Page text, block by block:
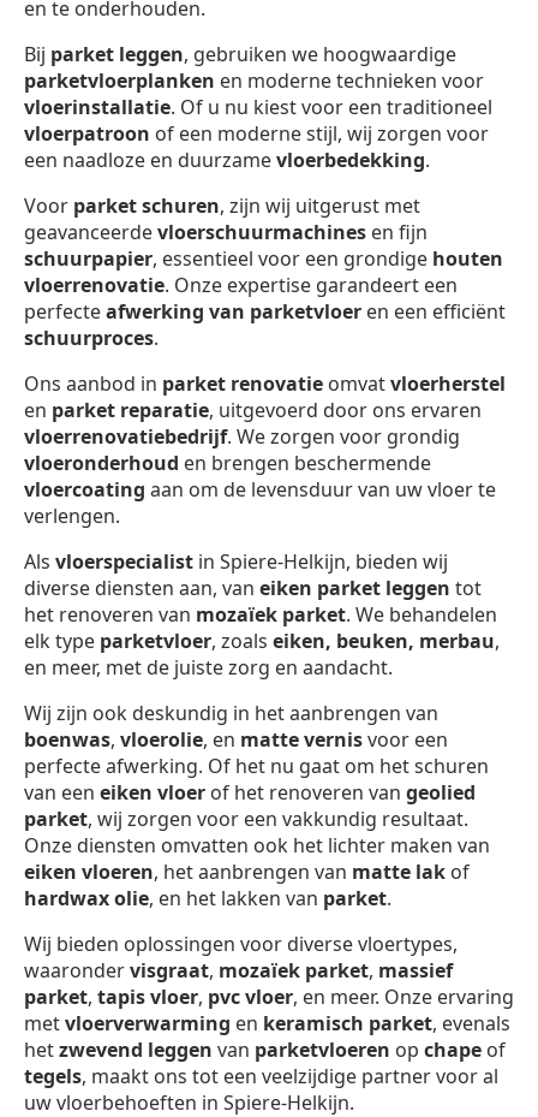
en te onderhouden.
Bij parket leggen, gebruiken we hoogwaardige
parketvloerplanken en moderne technieken voor
vloerinstallatie. Of u nu kiest voor een traditioneel
vloerpatroon of een moderne stijl, wij zorgen voor
een naadloze en duurzamevloerbedekking.
Voor parket schuren, zijn wij uitgerust met
geavanceerdevloerschuurmachines en fijn
schuurpapier, essentieel voor een grondige houten
vloerrenovatie. Onze expertise garandeert een
perfecteafwerking van parketvloer en een efficiënt
schuurproces.
Ons aanbod in parket renovatie omvatvloerherstel
en parket reparatie, uitgevoerd door ons ervaren
vloerrenovatiebedrijf. We zorgen voor grondig
vloeronderhoud en brengen beschermende
vloercoating aan om de levensduur van uw vloer te
verlengen.
Als vloerspecialist in Spiere-Helkijn, bieden wij
diverse diensten aan, van eiken parket leggen tot
het renoveren van mozaïek parket. We behandelen
elk type parketvloer, zoals eiken, beuken, merbau,
en meer, met de juiste zorg en aandacht.
Wij zijn ook deskundig in het aanbrengen van
boenwas, vloerolie, en matte vernisvoor een
perfecte afwerking. Of het nu gaat om het schuren
van een eiken vloer of het renoveren van geolied
parket, wij zorgen voor een vakkundig resultaat.
Onze diensten omvatten ook het lichter maken van
eiken vloeren, het aanbrengen van matte lak of
hardwax olie, en het lakken van parket.
Wij bieden oplossingen voor diverse vloertypes,
waarondervisgraat, mozaïek parket, massief
parket, tapis vloer, pvc vloer, en meer. Onze ervaring
metvloerverwarming en keramisch parket, evenals
hetzwevend leggen van parketvloeren op chape of
tegels, maakt ons tot een veelzijdige partner voor al
uw vloerbehoeften in Spiere-Helkijn.